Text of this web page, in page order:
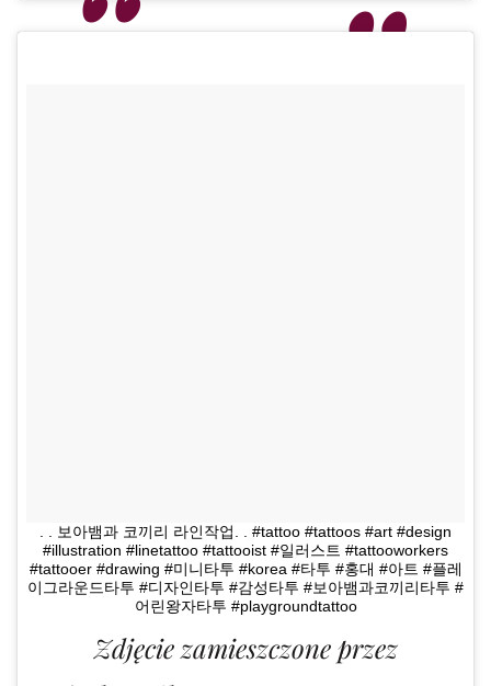
. . 보아뱀과 코끼리 라인작업. . #tattoo #tattoos #art #design
#illustration #linetattoo #tattooist #일러스트 #tattooworkers
#tattooer #drawing #미니타투 #korea #타투 #홍대 #아트 #플레
이그라운드타투 #디자인타투 #감성타투 #보아뱀과코끼리타투 #
어린왕자타투 #playgroundtattoo
Zdjęcie zamieszczone przez